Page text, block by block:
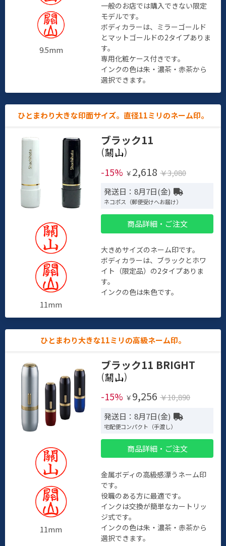
9.5mm
一般のお店では購入できない限定
モデルです。
ボディカラーは、ミラーゴールド
とマットゴールドの2タイプありま
す。
専用化粧ケース付きです。
インクの色は朱・濃茶・赤茶から
選択できます。
ひとまわり大きな印面サイズ。直径11ミリのネーム印。
11mm
ブラック11
(
)
-15% ￥ 2,618 ￥3,080
発送日：8月7日(金)
ネコポス（郵便受けへお届け）
商品詳細・ご注文
大きめサイズのネーム印です。
ボディカラーは、ブラックとホワ
イト（限定品）の2タイプありま
す。
インクの色は朱色です。
ひとまわり大きな11ミリの高級ネーム印。
11mm
ブラック11 BRIGHT
(
)
-15% ￥ 9,256 ￥10,890
発送日：8月7日(金)
宅配便コンパクト（手渡し）
商品詳細・ご注文
金属ボディの高級感漂うネーム印
です。
役職のある方に最適です。
インクは交換が簡単なカートリッ
ジ式です。
インクの色は朱・濃茶・赤茶から
選択できます。